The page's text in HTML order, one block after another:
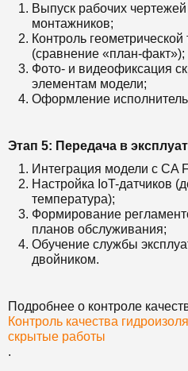
Выпуск рабочих
монтажников;
Контроль
(сравнение «план-факт»);
Фото- и видеофиксация
элементам модели;
Оформление
Этап 5: Передача в
Интеграция модели с CA
Настройка IoT-датчиков
температура);
Формирование
планов обслуживания;
Обучение службы
двойником.
Подробнее о контроле
Контроль качества
скрытые работы
.